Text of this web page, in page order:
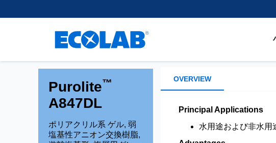
スペーサー用不活性樹脂
強塩基性アニオン樹脂
弱酸性カチオン樹脂
弱塩基性アニオン樹脂
supply leading separation,
purification and extraction
technologies to support
Learn more
Learn More
Research and Development
Purolite™
A847DL
ポリアクリル系 ゲル, 弱
塩基性アニオン交換樹脂,
OVERVIEW
Principal Applications
水用途および非水用